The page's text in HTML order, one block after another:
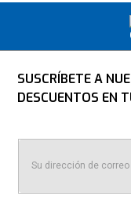
SUSCRÍBETE A
DESCUENTOS EN